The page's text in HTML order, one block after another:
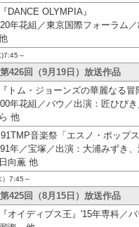
『DANCE OLYMPIA』
年花組／東京国際フォーラム
～
426回（9月19日）放送作品
『トム・ジョーンズの華麗なる冒
年花組／バウ／出演：匠ひび
ら 他
音楽祭「エスノ・ポップス
年／宝塚／出演：大浦みずき、
日向薫 他
7:45～
425回（8月15日）放送作品
『オイディプス王』'15年専科／